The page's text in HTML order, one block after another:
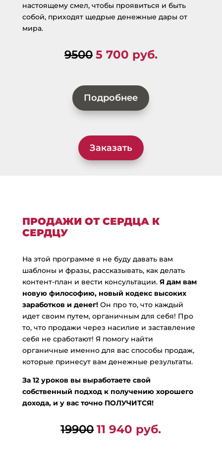
настоящему смел, чтобы проявиться и быть
собой, приходят щедрые денежные дары от
мира.
9500 5 700 руб.
Подробнее
Заказать
ПРОДАЖИ ОТ СЕРДЦА К
СЕРДЦУ
На этой программе я не буду давать вам
шаблоны и фразы, рассказывать, как делать
контент-план и вести консультации. Я дам вам
новую философию, новый кодекс высоких
заработков и денег!Он про то, что каждый
идет своим путем, органичным для себя! Про
то, что продажи через насилие и заставление
себя не сработают! Я помогу найти
органичные именно для вас способы продаж,
которые принесут вам денежные результаты.
За 12 уроков вы выработаете свой
собственный подход к получению хорошего
дохода, и у вас точно ПОЛУЧИТСЯ!
19900 11 940 руб.